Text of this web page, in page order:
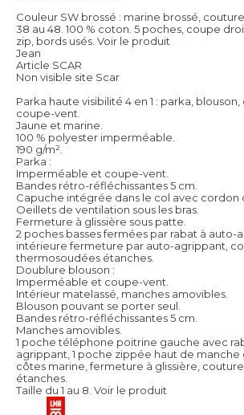
Couleur SW brossé : marine brossé,
38 au 48. 100 % coton. 5 poches, coupe
zip, bords usés. Voir le produit
Jean
Article SCAR
Non visible site Scar
Parka haute visibilité 4 en 1 : parka, blouson,
coupe-vent.
Jaune et marine.
100 % polyester imperméable.
190 g/m².
Parka :
Imperméable et coupe-vent.
Bandes rétro-réfléchissantes 5 cm.
Capuche intégrée dans le col avec cordon
Oeillets de ventilation sous les bras.
Fermeture à glissière sous patte.
2 poches basses fermées par rabat à auto-
intérieure fermeture par auto-agrippant,
thermosoudées étanches.
Doublure blouson :
Imperméable et coupe-vent.
Intérieur matelassé, manches amovibles.
Blouson pouvant se porter seul.
Bandes rétro-réfléchissantes 5 cm.
Manches amovibles.
1 poche téléphone poitrine gauche avec
agrippant, 1 poche zippée haut de manche
côtes marine, fermeture à glissière,
étanches.
Taille du 1 au 8. Voir le produit